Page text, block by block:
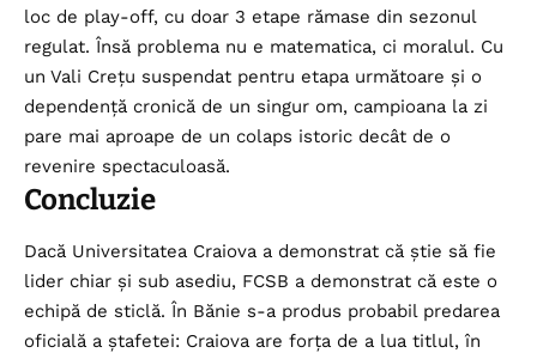
loc de play-off, cu doar 3 etape rămase din sezonul
regulat. Însă problema nu e matematica, ci moralul. Cu
un Vali Crețu suspendat pentru etapa următoare și o
dependență cronică de un singur om, campioana la zi
pare mai aproape de un colaps istoric decât de o
revenire spectaculoasă.
Concluzie
Dacă Universitatea Craiova a demonstrat că știe să fie
lider chiar și sub asediu, FCSB a demonstrat că este o
echipă de sticlă. În Bănie s-a produs probabil predarea
oficială a ștafetei: Craiova are forța de a lua titlul, în